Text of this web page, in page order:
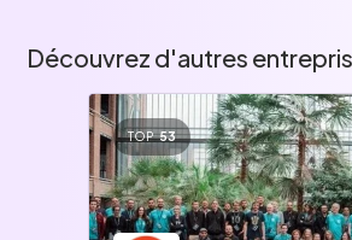
Découvrez d'autres
TOP 53